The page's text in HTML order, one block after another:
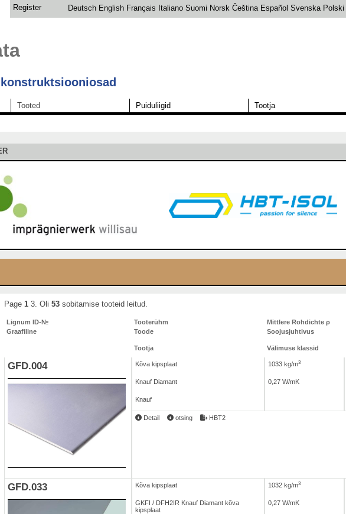
Deutsch English Français Italiano Suomi Norsk Čeština Español Svenska Polski
Register
Tooted Puiduliigid Tootja
Page 1 3. Oli 53 sobitamise tooteid leitud.
Lignum ID-№ Tooterühm Mittlere Rohdichte ρ
Graafiline
Toode Soojusjuhtivus
Tootja
Välimuse klassid
GFD.004 Kõva kipsplaat 1033 kg/m3
Knauf Diamant 0,27 W/mK
Knauf
Detail otsing HBT2
GFD.033 Kõva kipsplaat 1032 kg/m3
GKFI / DFH2IR Knauf Diamant kõva
kipsplaat
0,27 W/mK